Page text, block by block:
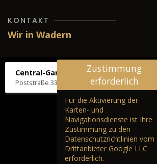
KONTAKT
Wir in Wadern
Central-Garage H. Wilhelm
Poststraße 33, 66687 Wadern
Zustimmung
erforderlich
Für die Aktivierung der
Karten- und
Navigationsdienste ist Ihre
Zustimmung zu den
Datenschutzrichtlinien vom
Drittanbieter Google LLC
erforderlich.